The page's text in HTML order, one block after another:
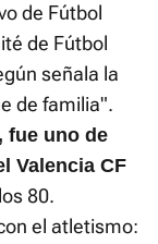
de Fútbol
de Fútbol
señala la
de familia".
fue uno de
Valencia CF
80.
el atletismo: